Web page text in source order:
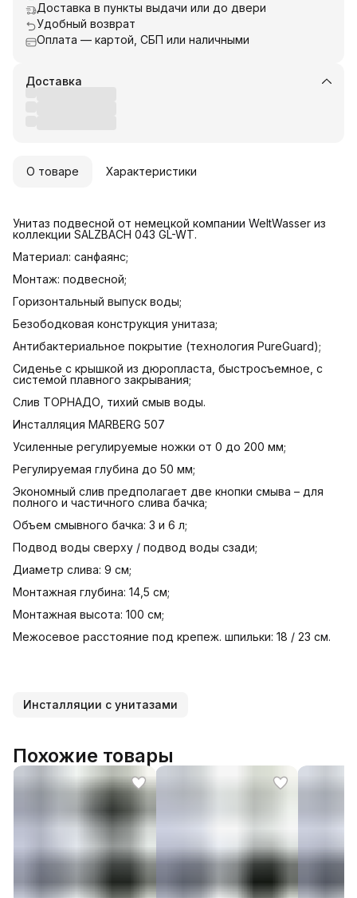
Доставка в пункты выдачи или до двери
Удобный возврат
Оплата — картой, СБП или наличными
Доставка
О товаре Характеристики
Унитаз подвесной от немецкой компании WeltWasser из
коллекции SALZBACH 043 GL-WT.
Материал: санфаянс;
Монтаж: подвесной;
Горизонтальный выпуск воды;
Безободковая конструкция унитаза;
Антибактериальное покрытие (технология PureGuard);
Cиденье с крышкой из дюропласта, быстросъемное, с
системой плавного закрывания;
Слив ТОРНАДО, тихий смыв воды.
Инсталляция MARBERG 507
Усиленные регулируемые ножки от 0 до 200 мм;
Регулируемая глубина до 50 мм;
Экономный слив предполагает две кнопки смыва – для
полного и частичного слива бачка;
Объем смывного бачка: 3 и 6 л;
Подвод воды сверху / подвод воды сзади;
Диаметр слива: 9 см;
Монтажная глубина: 14,5 см;
Монтажная высота: 100 см;
Межосевое расстояние под крепеж. шпильки: 18 / 23 см.
Инсталляции с унитазами
Похожие товары